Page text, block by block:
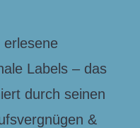
erlesene
Labels – das
durch seinen
&